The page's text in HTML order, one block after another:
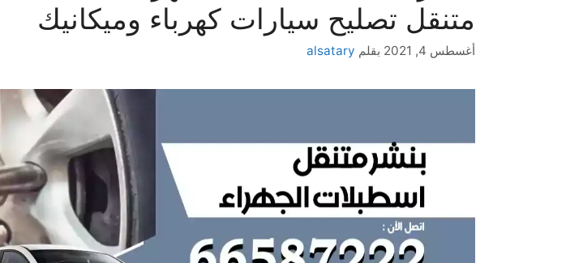
متنقل تصليح سيارات كهرباء وميكانيك
أغسطس 4, 2021 بقلم alsatary